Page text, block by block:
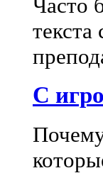
Часто
С